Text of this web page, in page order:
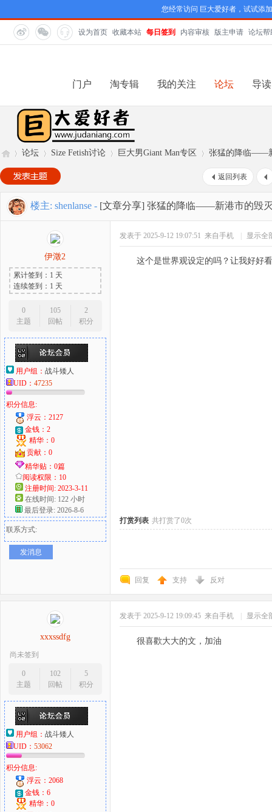
您经常访问 巨大爱好者，试试添
设为首页 收藏本站 每日签到 内容审核 版主申请 论坛帮
门户 淘专辑 我的关注 论坛 导读
巨
爱
»
论坛
›
Size Fetish讨论
›
巨大男Giant Man专区
›
张猛的降临——
返回列表
楼主: shenlanse - [文章分享] 张猛的降临——新港市的毁
伊澂2
累计签到：1 天
连续签到：1 天
0
主题
105
回帖
2
积分
用户组： 战斗矮人
UID： 47235
积分信息:
浮云：2127
金钱：2
精华：0
贡献：0
精华贴：0篇
阅读权限：10
注册时间: 2023-3-11
在线时间: 122 小时
最后登录: 2026-8-6
联系方式:
发消息
发表于 2025-9-12 19:07:51 来自手机 显示全
这个是世界观设定的吗？让我好好
打赏列表 共打赏了0次
回复 支持 反对
xxxssdfg
尚未签到
0
主题
102
回帖
5
积分
用户组： 战斗矮人
UID： 53062
积分信息:
浮云：2068
金钱：6
精华：0
发表于 2025-9-12 19:09:45 来自手机 显示全
很喜歡大大的文，加油